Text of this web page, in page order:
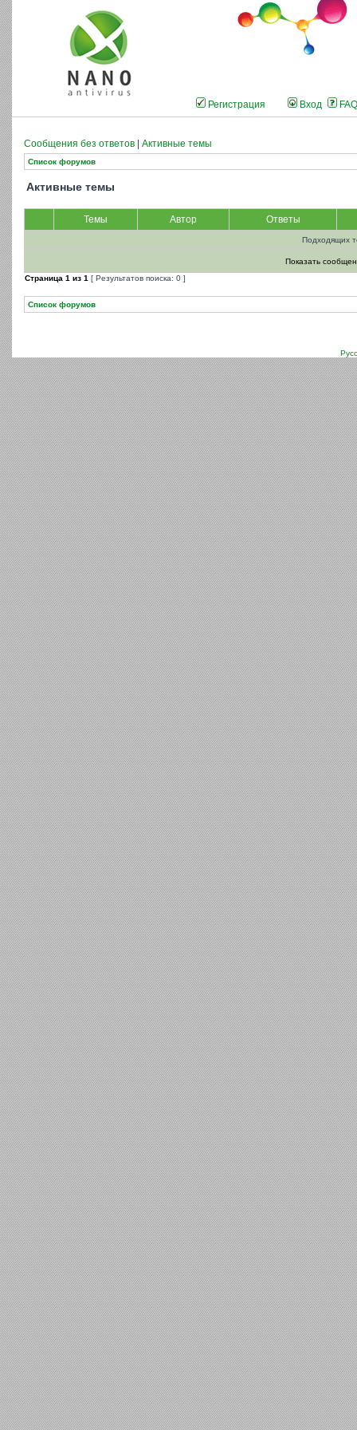
Регистрация Вход FAQ
Сообщения без ответов Активные темы
Список форумов
Активные темы
Темы Автор Ответы
Подходящих
Показать
Страница 1 из 1 [ Результатов поиска: 0 ]
Список форумов